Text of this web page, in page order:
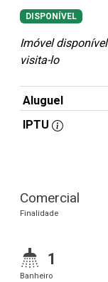
DISPONÍVEL
Imóvel
visita-lo
Aluguel
IPTU
Comercial
Finalidade
1
Banheiro